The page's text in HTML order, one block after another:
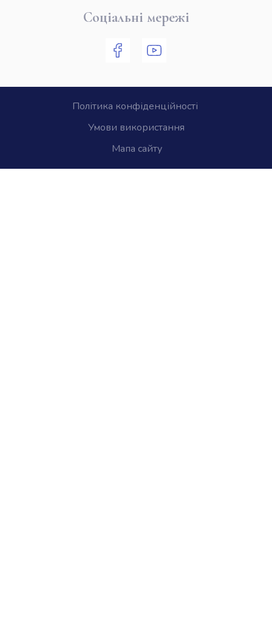
Соціальні мережі
Політика конфіденційності
Умови використання
Мапа сайту